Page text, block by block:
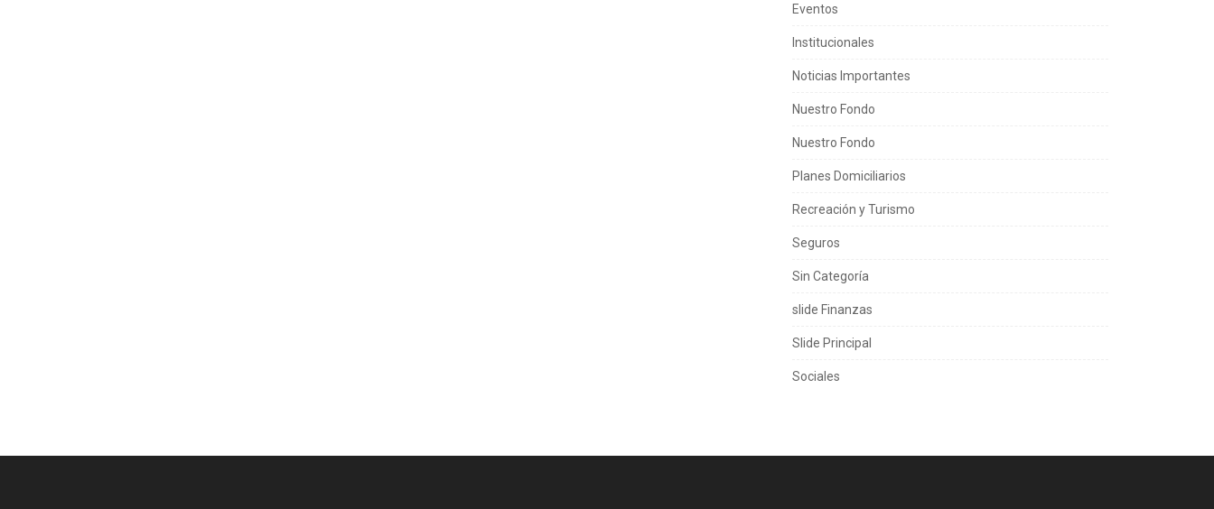
Eventos
Institucionales
Noticias Importantes
Nuestro Fondo
Nuestro Fondo
Planes Domiciliarios
Recreación y Turismo
Seguros
Sin Categoría
slide Finanzas
Slide Principal
Sociales